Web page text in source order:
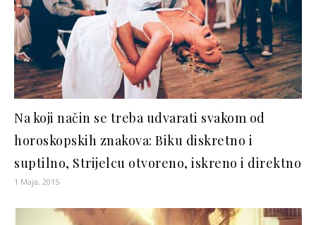
Na koji način se treba udvarati svakom od
horoskopskih znakova: Biku diskretno i
suptilno, Strijelcu otvoreno, iskreno i direktno
1 Maja, 2015